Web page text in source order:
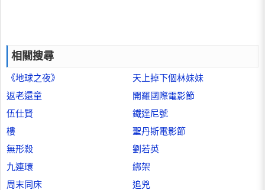
相關搜尋
《地球之夜》
天上掉下個林妹妹
返老還童
開羅國際電影節
伍仕賢
鐵達尼號
樓
聖丹斯電影節
無形殺
劉若英
九連環
綁架
周末同床
追兇